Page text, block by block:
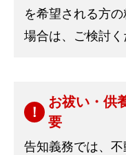
を希望される方
場合は、ご検討く
お祓い・供
要
告知義務では、